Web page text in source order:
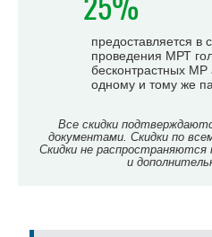
предоставляется в
проведения МРТ
бесконтрастных МР
одному и тому же
Все скидки
документами. Скидки по
Скидки не
и